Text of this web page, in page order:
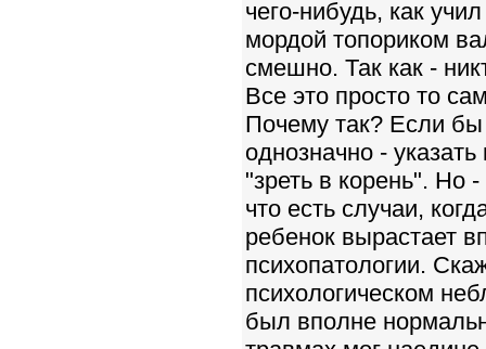
чего-нибудь, как
мордой топориком
смешно. Так как -
Все это просто то
Почему так? Если бы
однозначно -
"зреть в корень". Но
что есть случаи,
ребенок вырастает
психопатологии.
психологическом
был вполне